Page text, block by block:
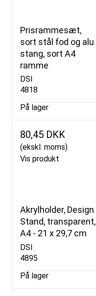
Prisrammesæt,
sort stål fod og alu
stang, sort A4
ramme
DSI
4818
På lager
80,45 DKK
(ekskl. moms)
Vis produkt
Akrylholder, Design
Stand, transparent,
A4 - 21 x 29,7 cm
DSI
4895
På lager